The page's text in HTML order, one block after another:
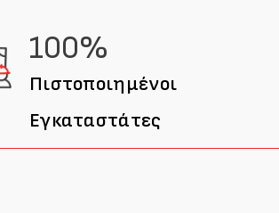
100%
Πιστοποιημένοι
Εγκαταστάτες